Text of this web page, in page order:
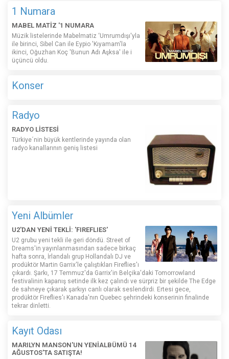
1 Numara
MABEL MATİZ '1 NUMARA
Müzik listelerinde Mabelmatiz ‘Umrumdışı'yla
ile birinci, Sibel Can ile Eypio 'Kıyamam'la
ikinci, Oğuzhan Koç 'Bunun Adı Aşksa' ile i
üçüncü oldu.
Konser
Radyo
RADYO LİSTESİ
Türkiye´nin büyük kentlerinde yayında olan
radyo kanallarının geniş listesi
Yeni Albümler
U2'DAN YENİ TEKLİ: 'FIREFLIES'
U2 grubu yeni tekli ile geri döndü. Street of
Dreams'in yayınlanmasından sadece birkaç
hafta sonra, İrlandalı grup Hollandalı DJ ve
prodüktör Martin Garrix'le çalıştıkları Fireflies'ı
çıkardı. Şarkı, 17 Temmuz'da Garrix'in Belçika'daki Tomorrowland
festivalinin kapanış setinde ilk kez çalındı ​​ve sürpriz bir şekilde The Edge
de sahneye çıkarak şarkıyı canlı olarak seslendirdi. Ertesi gece,
prodüktör Fireflies'ı Kanada'nın Quebec şehrindeki konserinin finalinde
tekrar dinletti.
Kayıt Odası
MARILYN MANSON'UN YENİALBÜMÜ 14
AĞUSTOS'TA SATIŞTA!